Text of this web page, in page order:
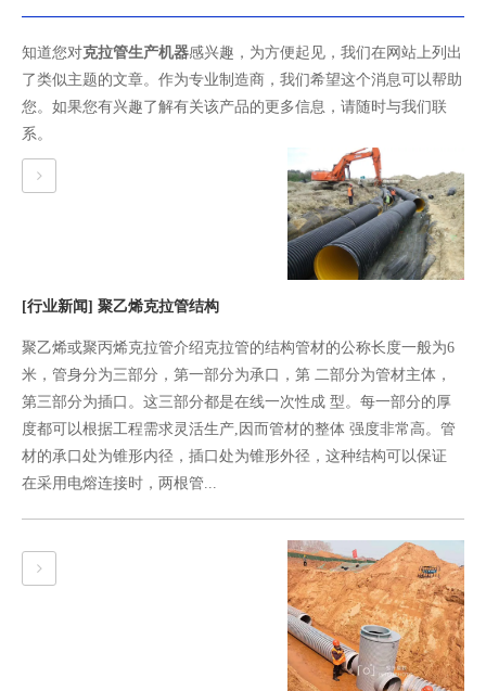
知道您对克拉管生产机器感兴趣，为方便起见，我们在网站上列出
了类似主题的文章。作为专业制造商，我们希望这个消息可以帮助
您。如果您有兴趣了解有关该产品的更多信息，请随时与我们联
系。
[行业新闻] 聚乙烯克拉管结构
聚乙烯或聚丙烯克拉管介绍克拉管的结构管材的公称长度一般为6
米，管身分为三部分，第一部分为承口，第 二部分为管材主体，
第三部分为插口。这三部分都是在线一次性成 型。每一部分的厚
度都可以根据工程需求灵活生产,因而管材的整体 强度非常高。管
材的承口处为锥形内径，插口处为锥形外径，这种结构可以保证
在采用电熔连接时，两根管...